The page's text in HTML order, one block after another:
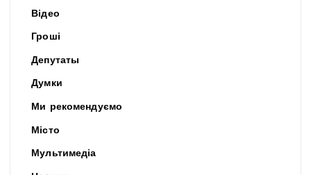
Відео
Гроші
Депутаты
Думки
Ми рекомендуємо
Місто
Мультимедіа